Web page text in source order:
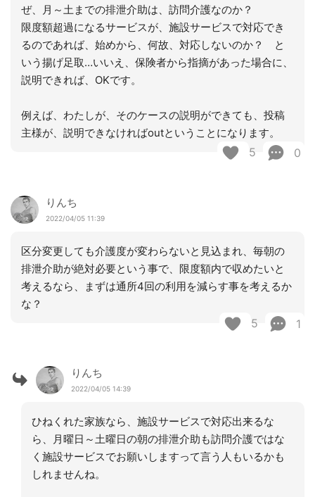
ぜ、月～土までの排泄介助は、訪問介護なのか？
限度額超過になるサービスが、施設サービスで対応でき
るのであれば、始めから、何故、対応しないのか？ と
いう揚げ足取…いいえ、保険者から指摘があった場合に、
説明できれば、OKです。
例えば、わたしが、そのケースの説明ができても、投稿
主様が、説明できなければoutということになります。
5 0
りんち
2022/04/05 11:39
区分変更しても介護度が変わらないと見込まれ、毎朝の
排泄介助が絶対必要という事で、限度額内で収めたいと
考えるなら、まずは通所4回の利用を減らす事を考えるか
な？
5 1
りんち
2022/04/05 14:39
ひねくれた家族なら、施設サービスで対応出来るな
ら、月曜日～土曜日の朝の排泄介助も訪問介護ではな
く施設サービスでお願いしますって言う人もいるかも
しれませんね。